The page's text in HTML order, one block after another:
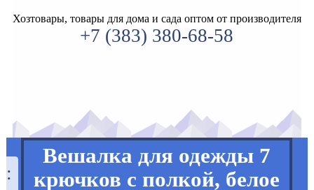
Хозтовары, товары для дома и сада оптом от производителя
+7 (383) 380-68-58
Вешалка для одежды 7
крючков с полкой, белое